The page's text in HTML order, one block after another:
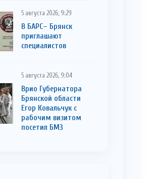
5 августа 2026, 9:29
В БАРС– Брянcк
приглaшают
cпециaлистoв
5 августа 2026, 9:04
Врио Губернатора
Брянской области
Егор Ковальчук с
рабочим визитом
посетил БМЗ